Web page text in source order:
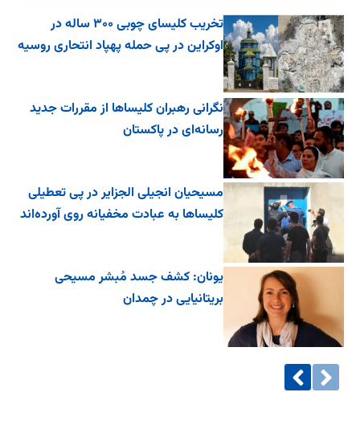
تخریب کلیسای چوبی ۳۰۰ ساله در
اوکراین در پی حمله پهپاد انتحاری روسیه
نگرانی رهبران کلیساها از مقررات جدید
رسانه‌ای در پاکستان
مسیحیان انجیلی الجزایر در پی تعطیلی
کلیساها به عبادت مخفیانه روی آورده‌اند
یونان: کشف جسد مُبشر مسیحی
بریتانیایی در چمدان